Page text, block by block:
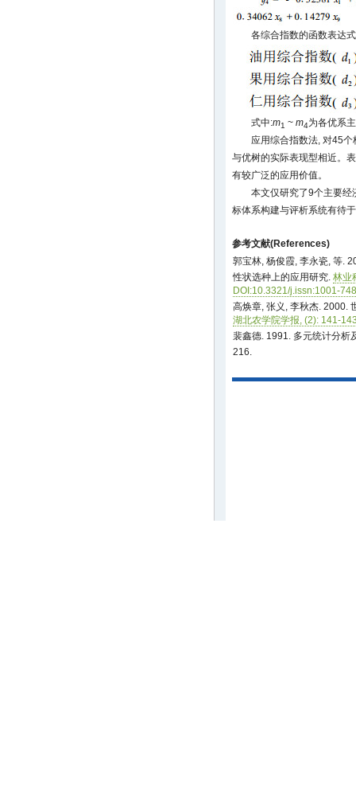
各综合指数的函数表达
式中:m1 ~ m4为各优系
应用综合指数法, 对45
与优树的实际表现型相近。
有较广泛的应用价值。
本文仅研究了9个主要经
标体系构建与评析系统有待
参考文献(References)
郭宝林, 杨俊霞, 李永瓷, 等.
性状选种上的应用研究. 林业
DOI:10.3321/j.issn:1001-
高焕章, 张义, 李秋杰. 2000.
湖北农学院学报, (2): 141-
裴鑫德. 1991. 多元统计分析
216.